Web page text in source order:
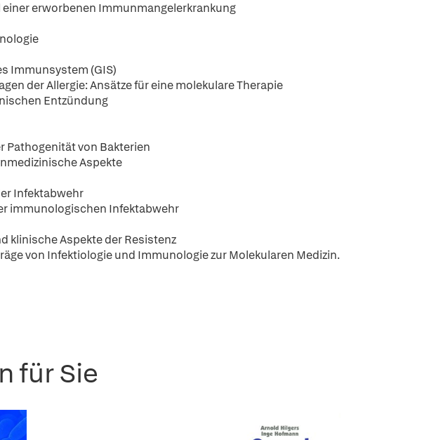
einer erworbenen Immunmangelerkrankung
Immunsystem (GIS)
der Allergie: Ansätze für eine molekulare Therapie
Entzündung
Pathogenität von Bakterien
Aspekte
Infektabwehr
immunologischen Infektabwehr
klinische Aspekte der Resistenz
von Infektiologie und Immunologie zur Molekularen Medizin.
für Sie